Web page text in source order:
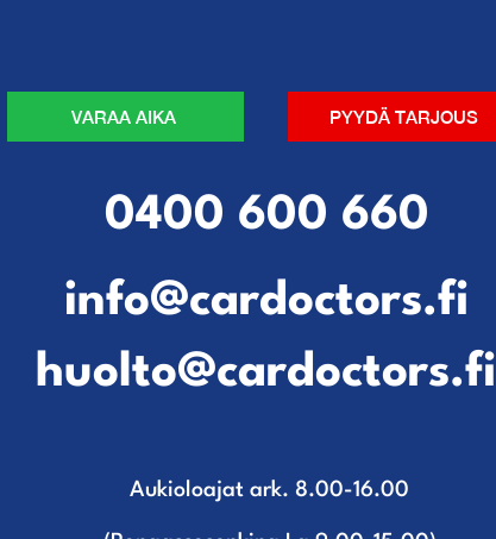
VARAA AIKA PYYDÄ TARJOUS
0400 600 660
info@cardoctors.fi
huolto@cardoctors.fi
Aukioloajat ark. 8.00-16.00